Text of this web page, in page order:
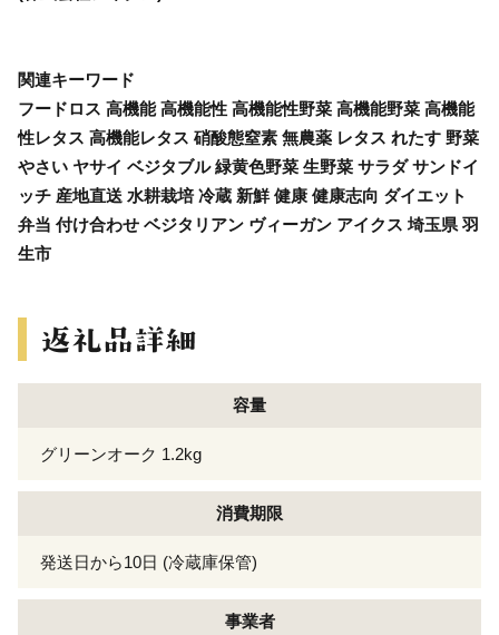
関連キーワード
フードロス 高機能 高機能性 高機能性野菜 高機能野菜 高機能
性レタス 高機能レタス 硝酸態窒素 無農薬 レタス れたす 野菜
やさい ヤサイ ベジタブル 緑黄色野菜 生野菜 サラダ サンドイ
ッチ 産地直送 水耕栽培 冷蔵 新鮮 健康 健康志向 ダイエット
弁当 付け合わせ ベジタリアン ヴィーガン アイクス 埼玉県 羽
生市
容量
グリーンオーク 1.2kg
消費期限
発送日から10日 (冷蔵庫保管)
事業者